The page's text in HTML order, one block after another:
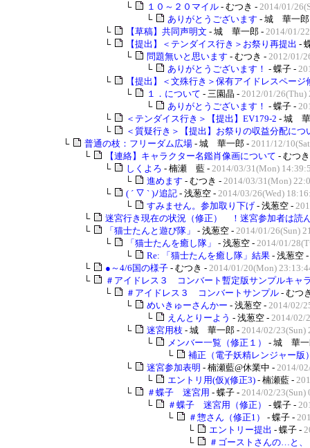
└
１０～２０マイル - むつき - 2014/01/
└
ありがとうございます - 城 華一
└
【草稿】共同声明文 - 城 華一郎 - 2014/01/
└
【提出】＜テンダイス行き＞お祭り再提出 -
└
問題無いと思います - むつき - 2012/01/
└
ありがとうございます！ - 蝶子 -
└
【提出】＜文殊行き＞保有アイドレスページ
└
１．について - 三園晶 - 2012/01/26(Thu)
└
ありがとうございます！ - 蝶子 -
└
＜テンダイス行き＞【提出】EV179-2 - 城
└
＜質疑行き＞【提出】お祭りの収益分配につ
└
普通の枝：フリーダム広場 - 城 華一郎 - 2011/12/
└
【連絡】キャラクター名鑑肖像画について - むつ
└
しくよろ - 楠瀬 藍 - 2014/03/31(Mon)
└
進めます - むつき - 2014/03/31(Mon)
└
( ´ ▽ ` )ﾉ追記 - 浅葱空 - 2014/03/26(Wed)
└
すみません。参加取り下げ - 浅葱空 -
└
迷宮行き現在の状況（修正） ！迷宮参加者は読
└
「猫士たんと遊び隊」 - 浅葱空 - 2014/01/26(Sun)
└
「猫士たんを癒し隊」 - 浅葱空 - 2014/01/
└
Re: 「猫士たんを癒し隊」結果 - 浅葱空 -
└
●～4/6国の様子 - むつき - 2014/01/20(Mon)
└
＃アイドレス３ コンバート暫定版サンプルキャ
└
＃アイドレス３ コンバートサンプル - むつ
└
めいきゅーさんかー - 浅葱空 - 2014/02/
└
えんとりーよう - 浅葱空 - 2014/02/
└
迷宮用枝 - 城 華一郎 - 2014/02/23(Sun)
└
メンバー一覧（修正１）
- 城 華
└
補正（電子妖精レンジャー版
└
迷宮参加表明 - 楠瀬藍@休業中 - 2014/
└
エントリ用(仮)(修正3) - 楠瀬藍 -
└
＃蝶子 迷宮用 - 蝶子 - 2014/02/23(Sun)
└
＃蝶子 迷宮用（修正） - 蝶子 -
└
＃惣さん（修正1） - 蝶子 -
└
エントリー提出 - 蝶子 -
└
＃ゴーストさんの…と、